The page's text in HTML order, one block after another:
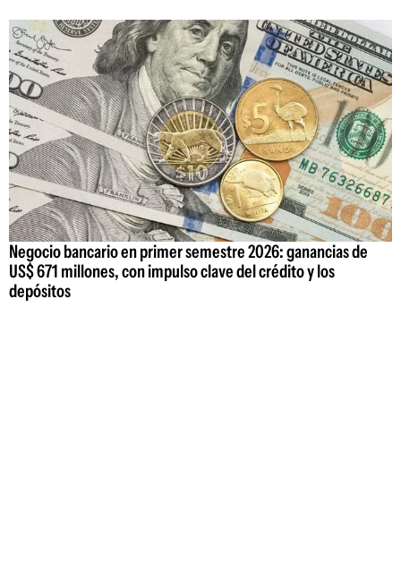
Negocio bancario en primer semestre 2026: ganancias de
US$ 671 millones, con impulso clave del crédito y los
depósitos